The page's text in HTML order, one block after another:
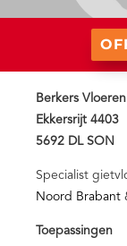
Berkers
Ekkersrijt 4403
5692 DL SON
Specialist
Noord Brabant
Toepassingen